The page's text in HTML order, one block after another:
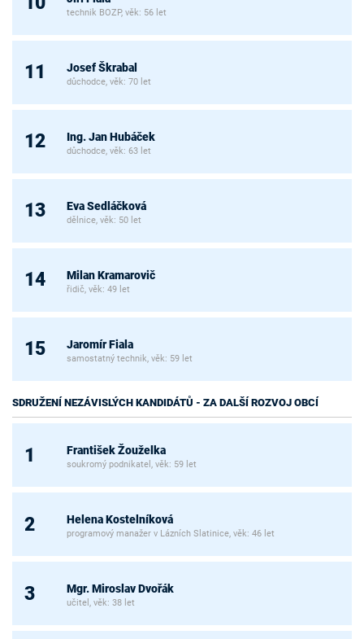
technik BOZP, věk: 56 let
11 Josef Škrabal
důchodce, věk: 70 let
12 Ing. Jan Hubáček
důchodce, věk: 63 let
13 Eva Sedláčková
dělnice, věk: 50 let
14 Milan Kramarovič
řidič, věk: 49 let
15 Jaromír Fiala
samostatný technik, věk: 59 let
SDRUŽENÍ NEZÁVISLÝCH KANDIDÁTŮ - ZA DALŠÍ ROZVOJ OBCÍ
1 František Žouželka
soukromý podnikatel, věk: 59 let
2 Helena Kostelníková
programový manažer v Lázních Slatinice, věk: 46 let
3 Mgr. Miroslav Dvořák
učitel, věk: 38 let